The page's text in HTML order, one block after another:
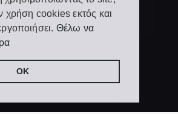
χρήση cookies εκτός και
Θέλω να
OK